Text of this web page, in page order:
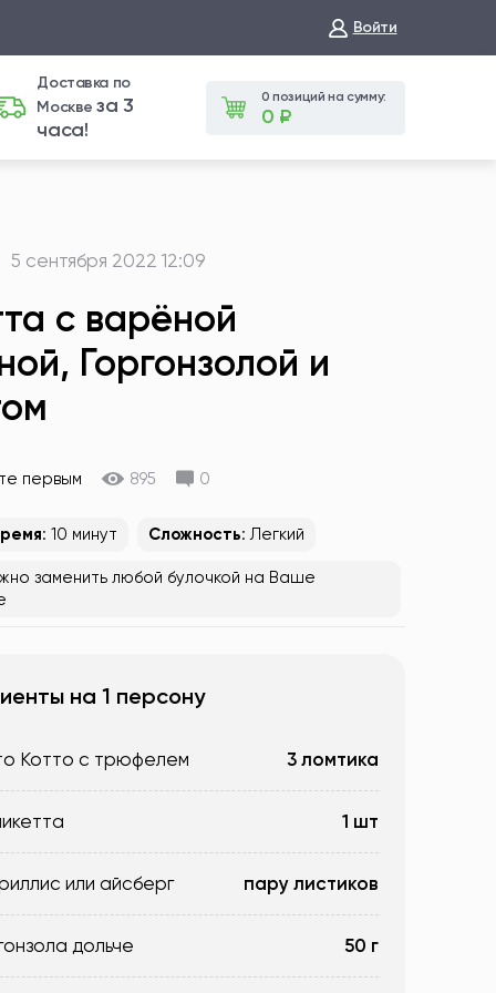
Войти
Доставка по
Москвеза 3
часа!
0 позиций на сумму:
0 ₽
5 сентября 2022 12:09
с варёной
Горгонзолой и
первым 895 0
: 10 минут Сложность: Легкий
заменить любой булочкой на Ваше
на 1 персону
Котто с трюфелем 3 ломтика
1 шт
или айсберг пару листиков
дольче 50 г